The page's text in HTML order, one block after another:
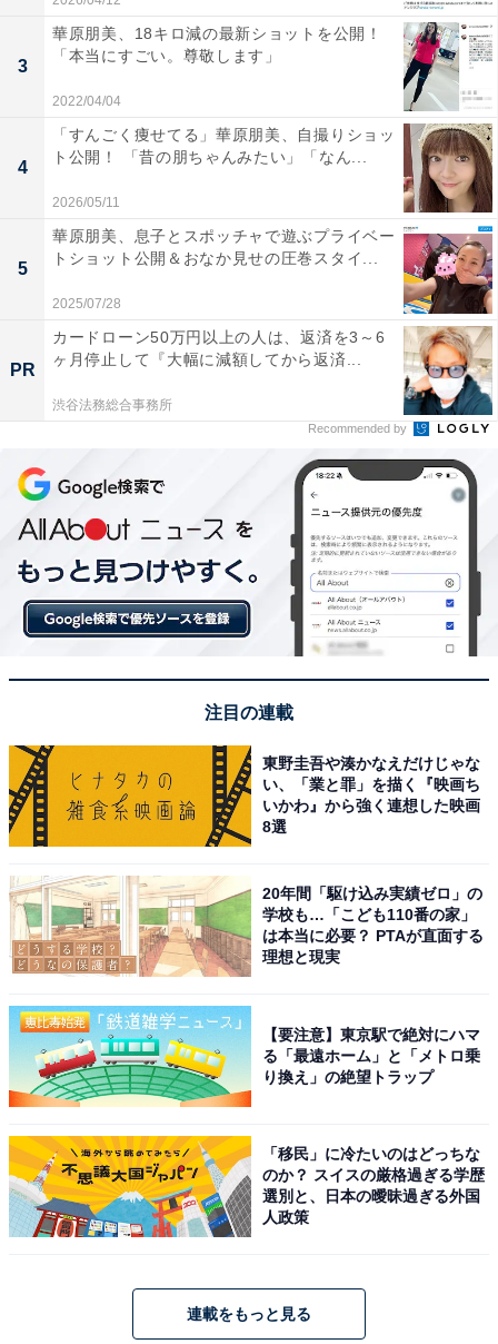
3
華原朋美、18キロ減の最新ショットを公開！
「本当にすごい。尊敬します」
2022/04/04
4
「すんごく痩せてる」華原朋美、自撮りショッ
ト公開！ 「昔の朋ちゃんみたい」「なん...
2026/05/11
5
華原朋美、息子とスポッチャで遊ぶプライベー
トショット公開＆おなか見せの圧巻スタイ...
2025/07/28
PR
カードローン50万円以上の人は、返済を3～6
ヶ月停止して『大幅に減額してから返済...
渋谷法務総合事務所
Recommended by
注目の連載
東野圭吾や湊かなえだけじゃな
い、「業と罪」を描く『映画ち
いかわ』から強く連想した映画
8選
20年間「駆け込み実績ゼロ」の
学校も…「こども110番の家」
は本当に必要？ PTAが直面する
理想と現実
【要注意】東京駅で絶対にハマ
る「最遠ホーム」と「メトロ乗
り換え」の絶望トラップ
「移民」に冷たいのはどっちな
のか？ スイスの厳格過ぎる学歴
選別と、日本の曖昧過ぎる外国
人政策
連載をもっと見る